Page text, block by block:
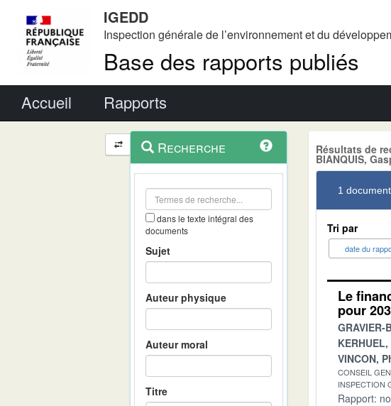
IGEDD
Inspection générale de l’environnement et du
Base des rapports publiés
Accueil Rapports
Navigation
et
outils
contextuel
Recherche
dans le texte intégral des
documents
Sujet
Auteur physique
Auteur moral
Titre
Résultats de
BIANQUIS,
1
Tri par
date du
Le
pour
GRAVIER-
VINCON,
CONSEIL
INSPECTION
Rapport: